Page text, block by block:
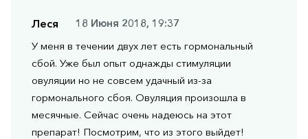
Леся
18 Июня 2018, 19:37
У меня в течении двух лет есть гормональный
сбой. Уже был опыт однажды стимуляции
овуляции но не совсем удачный из-за
гормонального сбоя. Овуляция произошла в
месячные. Сейчас очень надеюсь на этот
препарат! Посмотрим, что из этого выйдет!